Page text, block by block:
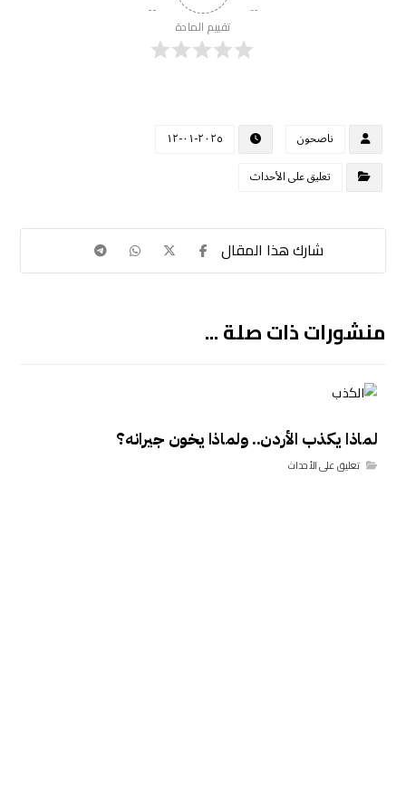
تقييم المادة
ناصحون
٢٠٢٥-٠١-١٢
تعليق على الأحداث
منشورات ذات صلة ...
لماذا يكذب الأردن.. ولماذا يخون جيرانه؟
تعليق على الأحداث